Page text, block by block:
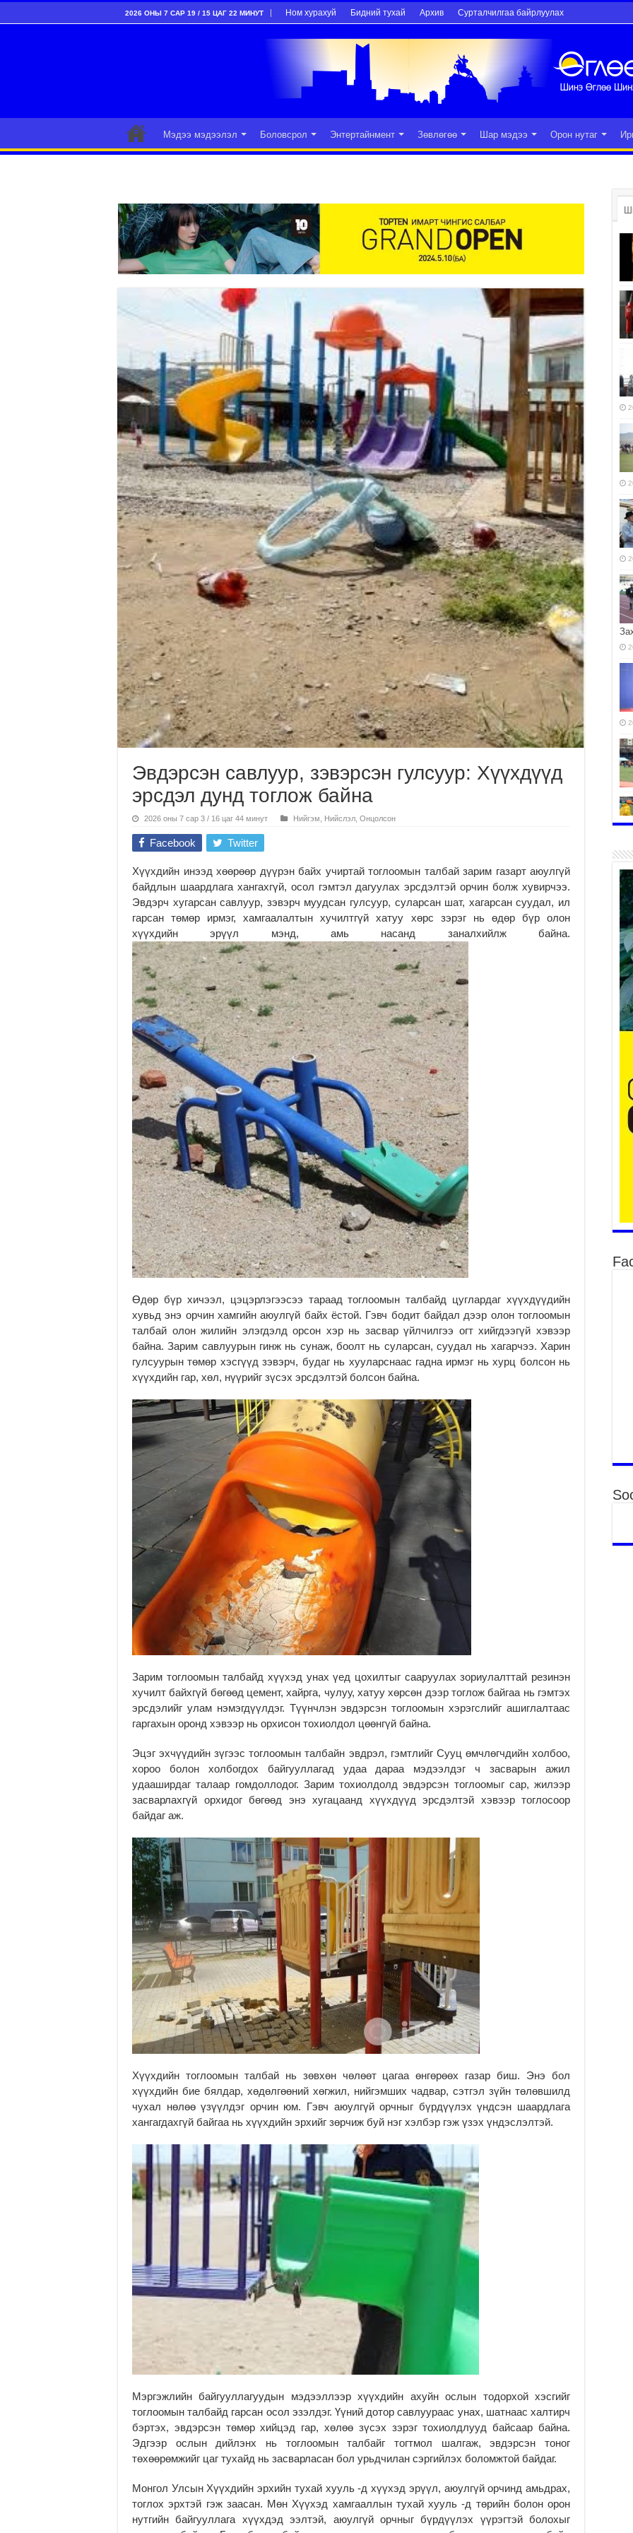
2026 ОНЫ 7 САР 19 / 15 ЦАГ 22 МИНУТ Ном хурахуй Бидний тухай Архив Сурталчилгаа байрлуулах
Мэдээ мэдээлэл Боловсрол Энтертайнмент Зөвлөгөө Шар мэдээ Орон нутаг
Эвдэрсэн савлуур, зэвэрсэн гулсуур: Хүүхдүүд
эрсдэл дунд тоглож байна
2026 оны 7 сар 3 / 16 цаг 44 минут Нийгэм Нийслэл Онцолсон
Facebook Twitter
Хүүхдийн инээд хөөрөөр дүүрэн байх учиртай тоглоомын талбай зарим газарт аюулгүй
байдлын шаардлага хангахгүй, осол гэмтэл дагуулах эрсдэлтэй орчин болж хувирчээ.
Эвдэрч хугарсан савлуур, зэвэрч муудсан гулсуур, суларсан шат, хагарсан суудал, ил
гарсан төмөр ирмэг, хамгаалалтын хучилтгүй хатуу хөрс зэрэг нь өдөр бүр олон
хүүхдийн эрүүл мэнд, амь насанд заналхийлж байна.
Өдөр бүр хичээл, цэцэрлэгээсээ тараад тоглоомын талбайд цуглардаг хүүхдүүдийн
хувьд энэ орчин хамгийн аюулгүй байх ёстой. Гэвч бодит байдал дээр олон тоглоомын
талбай олон жилийн элэгдэлд орсон хэр нь засвар үйлчилгээ огт хийгдээгүй хэвээр
байна. Зарим савлуурын гинж нь сунаж, боолт нь суларсан, суудал нь хагарчээ. Харин
гулсуурын төмөр хэсгүүд зэвэрч, будаг нь хууларснаас гадна ирмэг нь хурц болсон нь
хүүхдийн гар, хөл, нүүрийг зүсэх эрсдэлтэй болсон байна.
Зарим тоглоомын талбайд хүүхэд унах үед цохилтыг сааруулах зориулалттай резинэн
хучилт байхгүй бөгөөд цемент, хайрга, чулуу, хатуу хөрсөн дээр тоглож байгаа нь гэмтэх
эрсдэлийг улам нэмэгдүүлдэг. Түүнчлэн эвдэрсэн тоглоомын хэрэгслийг ашиглалтаас
гаргахын оронд хэвээр нь орхисон тохиолдол цөөнгүй байна.
Эцэг эхчүүдийн зүгээс тоглоомын талбайн эвдрэл, гэмтлийг Сууц өмчлөгчдийн холбоо,
хороо болон холбогдох байгууллагад удаа дараа мэдээлдэг ч засварын ажил
удааширдаг талаар гомдоллодог. Зарим тохиолдолд эвдэрсэн тоглоомыг сар, жилээр
засварлахгүй орхидог бөгөөд энэ хугацаанд хүүхдүүд эрсдэлтэй хэвээр тоглосоор
байдаг аж.
Хүүхдийн тоглоомын талбай нь зөвхөн чөлөөт цагаа өнгөрөөх газар биш. Энэ бол
хүүхдийн бие бялдар, хөдөлгөөний хөгжил, нийгэмших чадвар, сэтгэл зүйн төлөвшилд
чухал нөлөө үзүүлдэг орчин юм. Гэвч аюулгүй орчныг бүрдүүлэх үндсэн шаардлага
хангагдахгүй байгаа нь хүүхдийн эрхийг зөрчиж буй нэг хэлбэр гэж үзэх үндэслэлтэй.
Мэргэжлийн байгууллагуудын мэдээллээр хүүхдийн ахуйн ослын тодорхой хэсгийг
тоглоомын талбайд гарсан осол эзэлдэг. Үүний дотор савлуураас унах, шатнаас халтирч
бэртэх, эвдэрсэн төмөр хийцэд гар, хөлөө зүсэх зэрэг тохиолдлууд байсаар байна.
Эдгээр ослын дийлэнх нь тоглоомын талбайг тогтмол шалгаж, эвдэрсэн тоног
төхөөрөмжийг цаг тухайд нь засварласан бол урьдчилан сэргийлэх боломжтой байдаг.
Монгол Улсын Хүүхдийн эрхийн тухай хууль -д хүүхэд эрүүл, аюулгүй орчинд амьдрах,
тоглох эрхтэй гэж заасан. Мөн Хүүхэд хамгааллын тухай хууль -д төрийн болон орон
нутгийн байгууллага хүүхдэд ээлтэй, аюулгүй орчныг бүрдүүлэх үүрэгтэй болохыг